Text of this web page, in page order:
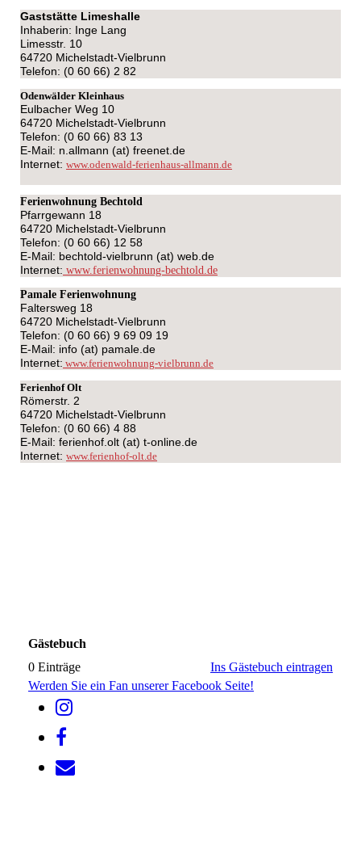
Gaststätte Limeshalle
Inhaberin: Inge Lang
Limesstr. 10
64720 Michelstadt-Vielbrunn
Telefon: (0 60 66) 2 82
Odenwälder Kleinhaus
Eulbacher Weg 10
64720 Michelstadt-Vielbrunn
Telefon: (0 60 66) 83 13
E-Mail: n.allmann (at) freenet.de
Internet: www.odenwald-ferienhaus-allmann.de
Ferienwohnung Bechtold
Pfarrgewann 18
64720 Michelstadt-Vielbrunn
Telefon: (0 60 66) 12 58
E-Mail: bechtold-vielbrunn (at) web.de
Internet: www.ferienwohnung-bechtold.de
Pamale Ferienwohnung
Faltersweg 18
64720 Michelstadt-Vielbrunn
Telefon: (0 60 66) 9 69 09 19
E-Mail: info (at) pamale.de
Internet: www.ferienwohnung-vielbrunn.de
Ferienhof Olt
Römerstr. 2
64720 Michelstadt-Vielbrunn
Telefon: (0 60 66) 4 88
E-Mail: ferienhof.olt (at) t-online.de
Internet: www.ferienhof-olt.de
Gästebuch
0 Einträge
Ins Gästebuch eintragen
Werden Sie ein Fan unserer Facebook Seite!